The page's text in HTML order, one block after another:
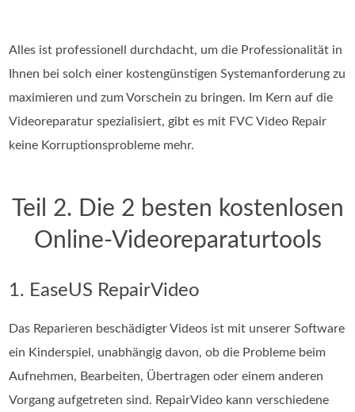
Alles ist professionell durchdacht, um die Professionalität in
Ihnen bei solch einer kostengünstigen Systemanforderung zu
maximieren und zum Vorschein zu bringen. Im Kern auf die
Videoreparatur spezialisiert, gibt es mit FVC Video Repair
keine Korruptionsprobleme mehr.
Teil 2. Die 2 besten kostenlosen
Online-Videoreparaturtools
1. EaseUS RepairVideo
Das Reparieren beschädigter Videos ist mit unserer Software
ein Kinderspiel, unabhängig davon, ob die Probleme beim
Aufnehmen, Bearbeiten, Übertragen oder einem anderen
Vorgang aufgetreten sind. RepairVideo kann verschiedene